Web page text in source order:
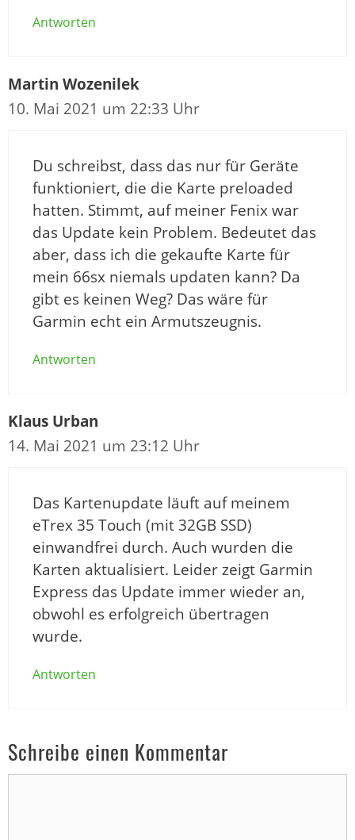
Antworten
Martin Wozenilek
10. Mai 2021 um 22:33 Uhr
Du schreibst, dass das nur für Geräte
funktioniert, die die Karte preloaded
hatten. Stimmt, auf meiner Fenix war
das Update kein Problem. Bedeutet das
aber, dass ich die gekaufte Karte für
mein 66sx niemals updaten kann? Da
gibt es keinen Weg? Das wäre für
Garmin echt ein Armutszeugnis.
Antworten
Klaus Urban
14. Mai 2021 um 23:12 Uhr
Das Kartenupdate läuft auf meinem
eTrex 35 Touch (mit 32GB SSD)
einwandfrei durch. Auch wurden die
Karten aktualisiert. Leider zeigt Garmin
Express das Update immer wieder an,
obwohl es erfolgreich übertragen
wurde.
Antworten
Schreibe einen Kommentar